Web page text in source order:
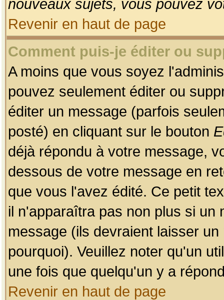
nouveaux sujets, vous pouvez
Revenir en haut de page
Comment puis-je éditer ou
A moins que vous soyez
pouvez seulement éditer ou
éditer un message (parfois
posté) en cliquant sur le bouton
déjà répondu à votre message,
dessous de votre message en
que vous l'avez édité. Ce petit
il n'apparaîtra pas non plus si un
message (ils devraient laisser
pourquoi). Veuillez noter qu'un
une fois que quelqu'un y a
Revenir en haut de page